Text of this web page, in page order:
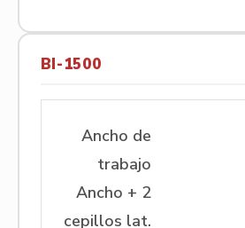
BI-1500
Ancho de
trabajo
Ancho + 2
cepillos lat.